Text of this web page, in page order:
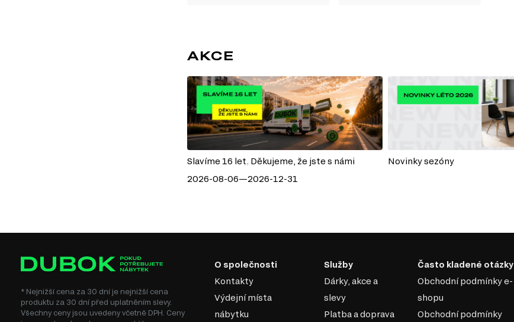
AKCE
Slavíme 16 let. Děkujeme, že jste s námi
2026-08-06—2026-12-31
Novinky sezóny
* Nejnižší cena za 30 dní je nejnižší cena
produktu za 30 dní před uplatněním slevy.
Všechny ceny jsou uvedeny včetně DPH. Ceny
O společnosti
Kontakty
Výdejní místa
nábytku
Služby
Dárky, akce a
slevy
Platba a doprava
Často kladené otázky
Obchodní podmínky e-
shopu
Obchodní podmínky